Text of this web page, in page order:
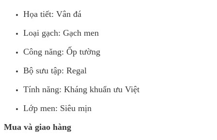
Họa tiết: Vân đá
Loại gạch: Gạch men
Công năng: Ốp tường
Bộ sưu tập: Regal
Tính năng: Kháng khuẩn ưu Việt
Lớp men: Siêu mịn
Mua và giao hàng